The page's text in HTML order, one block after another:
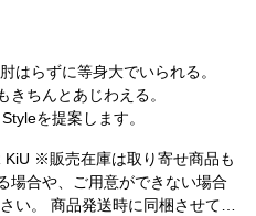
るだけでほっとする。 肩肘はらずに等身大でいられる。
きちんとあじわえる。
を提案します。
場合や、ご用意ができない場合
させてい